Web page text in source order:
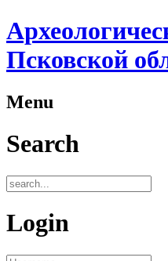
Псковской
Menu
Search
Login